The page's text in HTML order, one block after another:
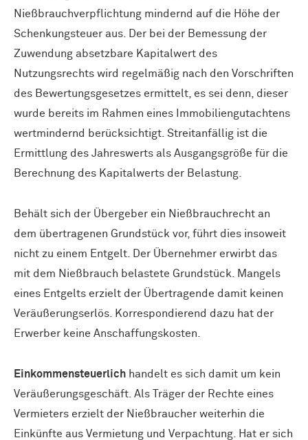
Nießbrauchverpflichtung mindernd auf die Höhe der
Schenkungsteuer aus. Der bei der Bemessung der
Zuwendung absetzbare Kapitalwert des
Nutzungsrechts wird regelmäßig nach den Vorschriften
des Bewertungsgesetzes ermittelt, es sei denn, dieser
wurde bereits im Rahmen eines Immobiliengutachtens
wertmindernd berücksichtigt. Streitanfällig ist die
Ermittlung des Jahreswerts als Ausgangsgröße für die
Berechnung des Kapitalwerts der Belastung.
Behält sich der Übergeber ein Nießbrauchrecht an
dem übertragenen Grundstück vor, führt dies insoweit
nicht zu einem Entgelt. Der Übernehmer erwirbt das
mit dem Nießbrauch belastete Grundstück. Mangels
eines Entgelts erzielt der Übertragende damit keinen
Veräußerungserlös. Korrespondierend dazu hat der
Erwerber keine Anschaffungskosten.
Einkommensteuerlich handelt es sich damit um kein
Veräußerungsgeschäft. Als Träger der Rechte eines
Vermieters erzielt der Nießbraucher weiterhin die
Einkünfte aus Vermietung und Verpachtung. Hat er sich